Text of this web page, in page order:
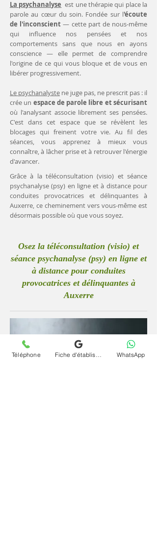
La psychanalyse est une thérapie qui place la
parole au cœur du soin. Fondée sur l'écoute
de l'inconscient— cette part de nous-même
qui influence nos pensées et nos
comportements sans que nous en ayons
conscience — elle permet de comprendre
l'origine de ce qui vous bloque et de vous en
libérer progressivement.
Le psychanalyste ne juge pas, ne prescrit pas : il
crée un espace de parole libre et sécurisant
où l'analysant associe librement ses pensées.
C'est dans cet espace que se révèlent les
blocages qui freinent votre vie. Au fil des
séances, vous apprenez à mieux vous
connaître, à lâcher prise et à retrouver l'énergie
d'avancer.
Grâce à la téléconsultation (visio) et séance
psychanalyse (psy) en ligne et à distance pour
conduites provocatrices et délinquantes à
Auxerre, ce cheminement vers vous-même est
désormais possible où que vous soyez.
Osez la téléconsultation (visio) et
séance psychanalyse (psy) en ligne et
à distance pour conduites
provocatrices et délinquantes à
Auxerre
Téléphone WhatsApp